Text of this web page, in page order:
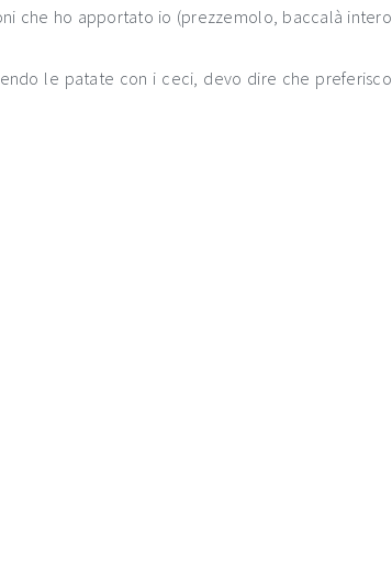
che ho apportato io (prezzemolo, baccalà intero
le patate con i ceci, devo dire che preferisco